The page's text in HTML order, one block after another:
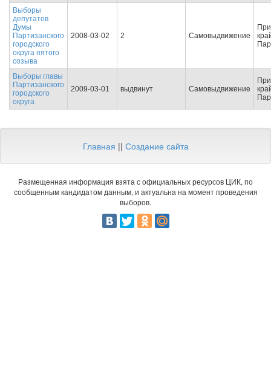
Выборы
депутатов
Думы
Партизанского
городского
округа пятого
созыва
2008-03-02 2 Самовыдвижение
Выборы главы
Партизанского
городского
округа
2009-03-01 выдвинут Самовыдвижение
Главная || Создание сайта
Размещенная информация взята с официальных ресурсов ЦИК, по
сообщенным кандидатом данным, и актуальна на момент проведения
выборов.